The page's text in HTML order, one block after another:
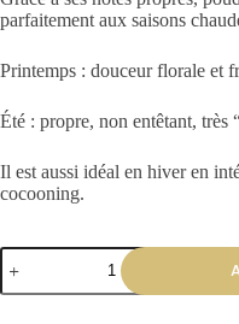
parfaitement aux saisons
Printemps : douceur florale et
Été : propre, non entêtant, très
Il est aussi idéal en hiver en
cocooning.